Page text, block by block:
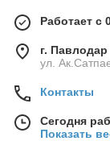
Работает с
г. Павлодар
ул.
Контакты
Сегодня
Показать